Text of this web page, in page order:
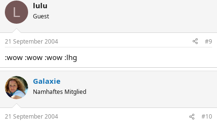
L lulu
Guest
21 September 2004 #9
:wow :wow :wow :lhg
Galaxie
Namhaftes Mitglied
21 September 2004 #10